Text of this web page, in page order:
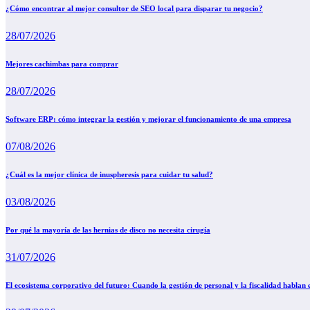
¿Cómo encontrar al mejor consultor de SEO local para disparar tu negocio?
28/07/2026
Mejores cachimbas para comprar
28/07/2026
Software ERP: cómo integrar la gestión y mejorar el funcionamiento de una empresa
07/08/2026
¿Cuál es la mejor clínica de inuspheresis para cuidar tu salud?
03/08/2026
Por qué la mayoría de las hernias de disco no necesita cirugía
31/07/2026
El ecosistema corporativo del futuro: Cuando la gestión de personal y la fiscalidad hablan